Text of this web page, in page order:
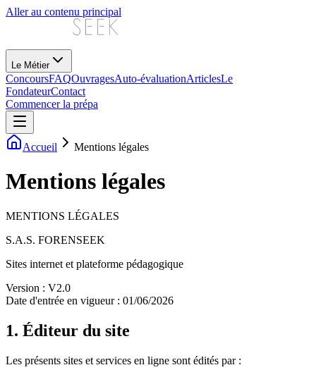
Aller au contenu principal
Le Métier
ConcoursFAQOuvragesAuto-évaluationArticlesLe
FondateurContact
Commencer la prépa
Accueil Mentions légales
Mentions légales
MENTIONS LÉGALES
S.A.S. FORENSEEK
Sites internet et plateforme pédagogique
Version : V2.0
Date d'entrée en vigueur : 01/06/2026
1. Éditeur du site
Les présents sites et services en ligne sont édités par :